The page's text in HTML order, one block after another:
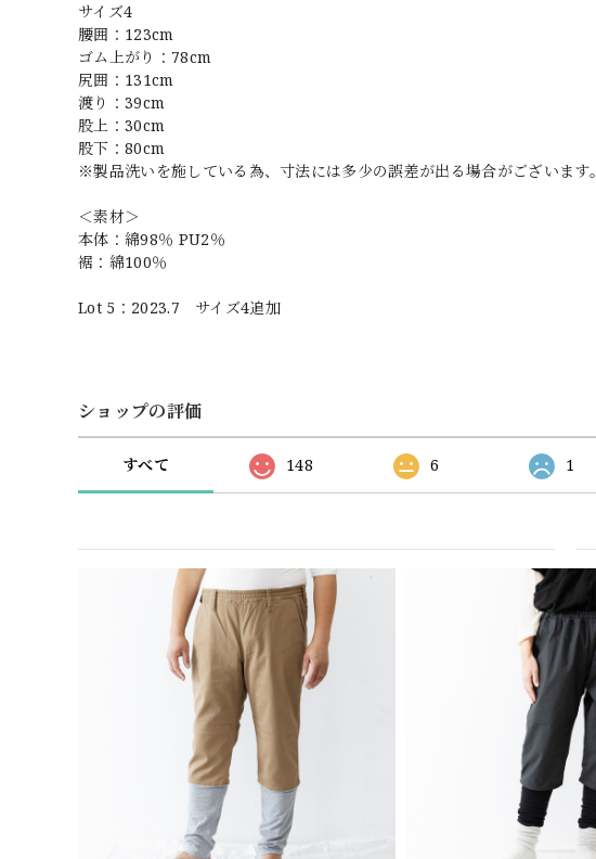
サイズ4
腰囲：123cm
ゴム上がり：78cm
尻囲：131cm
渡り：39cm
股上：30cm
股下：80cm
※製品洗いを施している為、寸法には多少の誤差が出る場合がございます。
＜素材＞
本体：綿98％ PU2％
裾：綿100％
Lot 5：2023.7 サイズ4追加
ショップの評価
すべて 148 6 1